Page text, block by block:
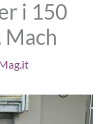
i 150
Mach